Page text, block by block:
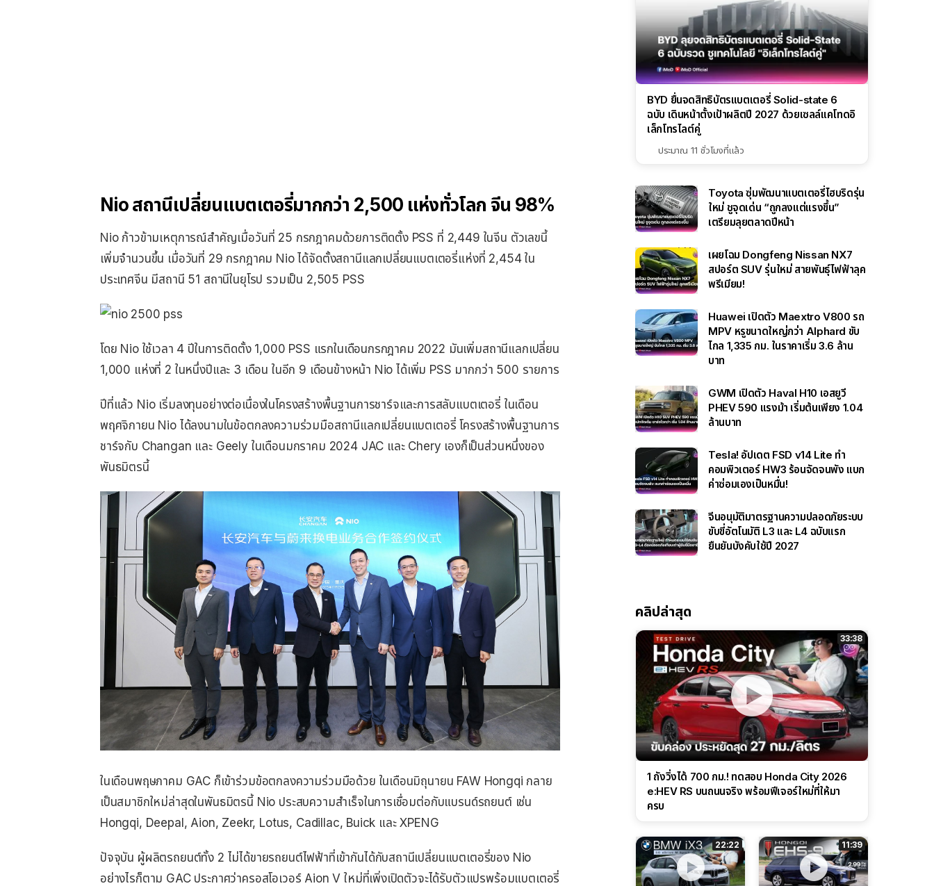
Nio สถานีเปลี่ยนแบตเตอรี่มากกว่า 2,500 แห่งทั่วโลก จีน 98%
Nio ก้าวข้ามเหตุการณ์สําคัญเมื่อวันที่ 25 กรกฎาคมด้วยการติดตั้ง PSS ที่ 2,449 ในจีน ตัวเลขนี้
เพิ่มจํานวนขึ้น เมื่อวันที่ 29 กรกฎาคม Nio ได้จัดตั้งสถานีแลกเปลี่ยนแบตเตอรี่แห่งที่ 2,454 ใน
ประเทศจีน มีสถานี 51 สถานีในยุโรป รวมเป็น 2,505 PSS
โดย Nio ใช้เวลา 4 ปีในการติดตั้ง 1,000 PSS แรกในเดือนกรกฎาคม 2022 มันเพิ่มสถานีแลกเปลี่ยน
1,000 แห่งที่ 2 ในหนึ่งปีและ 3 เดือน ในอีก 9 เดือนข้างหน้า Nio ได้เพิ่ม PSS มากกว่า 500 รายการ
ปีที่แล้ว Nio เริ่มลงทุนอย่างต่อเนื่องในโครงสร้างพื้นฐานการชาร์จและการสลับแบตเตอรี่ ในเดือน
พฤศจิกายน Nio ได้ลงนามในข้อตกลงความร่วมมือสถานีแลกเปลี่ยนแบตเตอรี่ โครงสร้างพื้นฐานการ
ชาร์จกับ Changan และ Geely ในเดือนมกราคม 2024 JAC และ Chery เองก็เป็นส่วนหนึ่งของ
พันธมิตรนี้
ในเดือนพฤษภาคม GAC ก็เข้าร่วมข้อตกลงความร่วมมือด้วย ในเดือนมิถุนายน FAW Hongqi กลาย
เป็นสมาชิกใหม่ล่าสุดในพันธมิตรนี้ Nio ประสบความสําเร็จในการเชื่อมต่อกับแบรนด์รถยนต์ เช่น
Hongqi, Deepal, Aion, Zeekr, Lotus, Cadillac, Buick และ XPENG
ปัจจุบัน ผู้ผลิตรถยนต์ทั้ง 2 ไม่ได้ขายรถยนต์ไฟฟ้าที่เข้ากันได้กับสถานีเปลี่ยนแบตเตอรี่ของ Nio
อย่างไรก็ตาม GAC ประกาศว่าครอสโอเวอร์ Aion V ใหม่ที่เพิ่งเปิดตัวจะได้รับตัวแปรพร้อมแบตเตอรี่
BYD ยื่นจดสิทธิบัตรแบตเตอรี่ Solid-state 6
ฉบับ เดินหน้าตั้งเป้าผลิตปี 2027 ด้วยเซลล์แคโทดอิ
เล็กโทรไลต์คู่
ประมาณ 11 ชั่วโมงที่แล้ว
Toyota ซุ่มพัฒนาแบตเตอรี่ไฮบริดรุ่น
ใหม่ ชูจุดเด่น “ถูกลงแต่แรงขึ้น”
เตรียมลุยตลาดปีหน้า
เผยโฉม Dongfeng Nissan NX7
สปอร์ต SUV รุ่นใหม่ สายพันธุ์ไฟฟ้าลุค
พรีเมียม!
Huawei เปิดตัว Maextro V800 รถ
MPV หรูขนาดใหญ่กว่า Alphard ขับ
ไกล 1,335 กม. ในราคาเริ่ม 3.6 ล้าน
บาท
GWM เปิดตัว Haval H10 เอสยูวี
PHEV 590 แรงม้า เริ่มต้นเพียง 1.04
ล้านบาท
Tesla! อัปเดต FSD v14 Lite ทำ
คอมพิวเตอร์ HW3 ร้อนจัดจนพัง แบก
ค่าซ่อมเองเป็นหมื่น!
จีนอนุมัติมาตรฐานความปลอดภัยระบบ
ขับขี่อัตโนมัติ L3 และ L4 ฉบับแรก
ยืนยันบังคับใช้ปี 2027
คลิปล่าสุด
33:38
1 ถังวิ่งได้ 700 กม.! ทดสอบ Honda City 2026
e:HEV RS บนถนนจริง พร้อมฟีเจอร์ใหม่ที่ให้มา
ครบ
22:22 11:39